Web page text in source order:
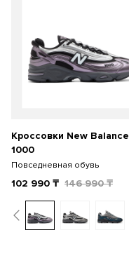
Кроссовки New Balance
1000
Повседневная обувь
102 990 ₸ 146 990₸